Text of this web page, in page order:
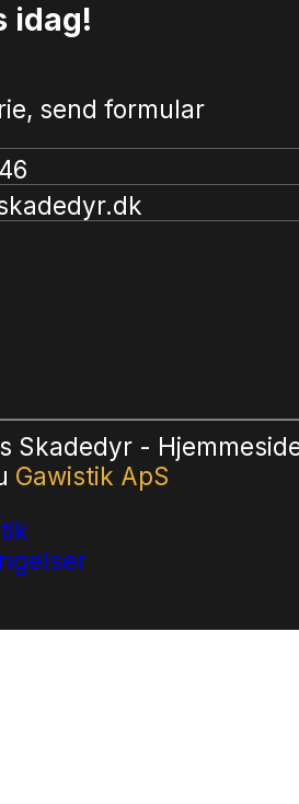
idag!
send formular
Skadedyr -
Gawistik ApS